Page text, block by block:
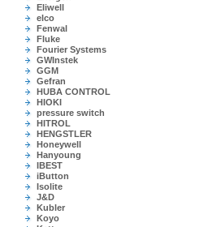
Eliwell
elco
Fenwal
Fluke
Fourier Systems
GWInstek
GGM
Gefran
HUBA CONTROL
HIOKI
pressure switch
HITROL
HENGSTLER
Honeywell
Hanyoung
IBEST
iButton
Isolite
J&D
Kubler
Koyo